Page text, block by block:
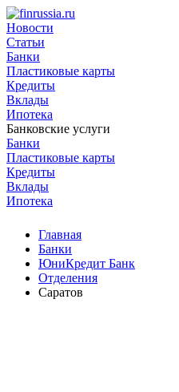
Новости
Статьи
Банки
Пластиковые карты
Кредиты
Вклады
Ипотека
Банковские услуги
Банки
Пластиковые карты
Кредиты
Вклады
Ипотека
Главная
Банки
ЮниКредит Банк
Отделения
Саратов